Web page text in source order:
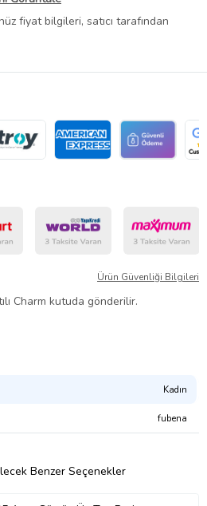
fiyat bilgileri, satıcı tarafından
Ürün Güvenliği Bilgileri
Charm kutuda gönderilir.
Kadın
fubena
Benzer Seçenekler